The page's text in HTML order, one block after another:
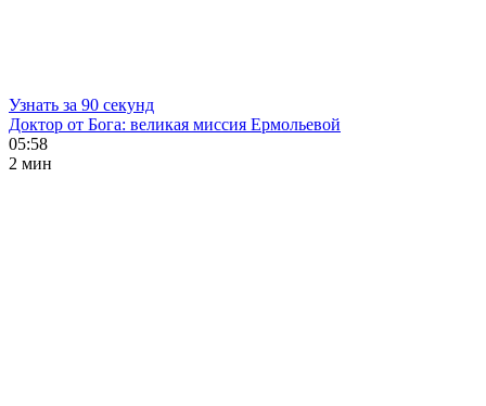
Узнать за 90 секунд
Доктор от Бога: великая миссия Ермольевой
05:58
2 мин